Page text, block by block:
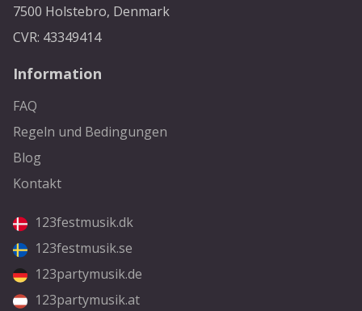
7500 Holstebro, Denmark
CVR: 43349414
Information
FAQ
Regeln und Bedingungen
Blog
Kontakt
123festmusik.dk
123festmusik.se
123partymusik.de
123partymusik.at